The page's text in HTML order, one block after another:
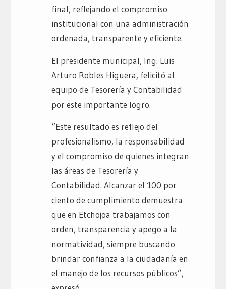
final, reflejando el compromiso
institucional con una administración
ordenada, transparente y eficiente.
El presidente municipal, Ing. Luis
Arturo Robles Higuera, felicitó al
equipo de Tesorería y Contabilidad
por este importante logro.
“Este resultado es reflejo del
profesionalismo, la responsabilidad
y el compromiso de quienes integran
las áreas de Tesorería y
Contabilidad. Alcanzar el 100 por
ciento de cumplimiento demuestra
que en Etchojoa trabajamos con
orden, transparencia y apego a la
normatividad, siempre buscando
brindar confianza a la ciudadanía en
el manejo de los recursos públicos”,